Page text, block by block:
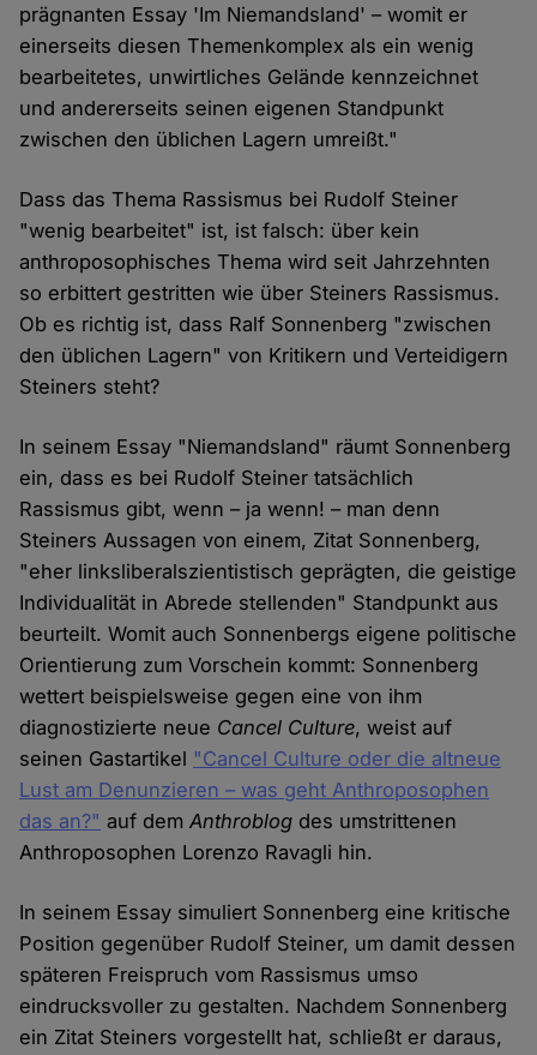
prägnanten Essay 'Im Niemandsland' – womit er
einerseits diesen Themenkomplex als ein wenig
bearbeitetes, unwirtliches Gelände kennzeichnet
und andererseits seinen eigenen Standpunkt
zwischen den üblichen Lagern umreißt."
Dass das Thema Rassismus bei Rudolf Steiner
"wenig bearbeitet" ist, ist falsch: über kein
anthroposophisches Thema wird seit Jahrzehnten
so erbittert gestritten wie über Steiners Rassismus.
Ob es richtig ist, dass Ralf Sonnenberg "zwischen
den üblichen Lagern" von Kritikern und Verteidigern
Steiners steht?
In seinem Essay "Niemandsland" räumt Sonnenberg
ein, dass es bei Rudolf Steiner tatsächlich
Rassismus gibt, wenn – ja wenn! – man denn
Steiners Aussagen von einem, Zitat Sonnenberg,
"eher linksliberal­szien­tistisch geprägten, die geistige
Individualität in Abrede stel­lenden" Standpunkt aus
beurteilt. Womit auch Sonnenbergs eigene politische
Orientierung zum Vorschein kommt: Sonnenberg
wettert beispielsweise gegen eine von ihm
diagnostizierte neue Cancel Culture, weist auf
seinen Gastartikel "Cancel Culture oder die altneue
Lust am Denunzieren – was geht Anthroposophen
das an?" auf demAnthroblog des umstrittenen
Anthroposophen Lorenzo Ravagli hin.
In seinem Essay simuliert Sonnenberg eine kritische
Position gegenüber Rudolf Steiner, um damit dessen
späteren Freispruch vom Rassismus umso
eindrucksvoller zu gestalten. Nachdem Sonnenberg
ein Zitat Steiners vorgestellt hat, schließt er daraus,